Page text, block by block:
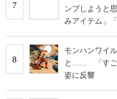
7
ンプしようと
みアイテム」
8
モンハンワイ
と…… 「すご
姿に反響